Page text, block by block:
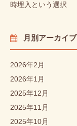
時埋入という選択
月別アーカイブ
2026年2月
2026年1月
2025年12月
2025年11月
2025年10月